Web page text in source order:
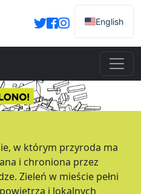
English
w którym przyroda ma
i chroniona przez
Zieleń w mieście pełni
i lokalnych